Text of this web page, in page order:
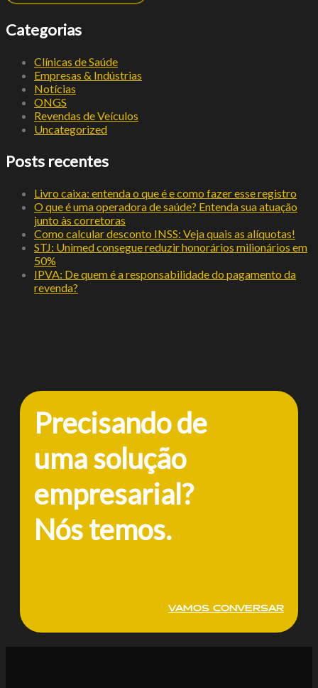
Categorias
Clínicas de Saúde
Empresas & Indústrias
Notícias
ONGS
Revendas de Veículos
Uncategorized
Posts recentes
Livro caixa: entenda o que é e como fazer esse registro
O que é uma operadora de saúde? Entenda sua atuação
junto às corretoras
Como calcular desconto INSS: Veja quais as alíquotas!
STJ: Unimed consegue reduzir honorários milionários em
50%
IPVA: De quem é a responsabilidade do pagamento da
revenda?
Precisando de
uma solução
empresarial?
Nós temos.
VAMOS CONVERSAR